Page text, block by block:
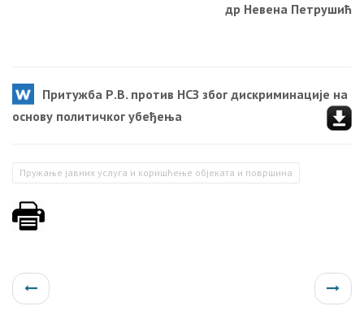
др Невена Петрушић
Притужба Р.В. против НСЗ због дискриминације на
основу политичког убеђења
Пружање јавних услуга и коришћење објеката и површина